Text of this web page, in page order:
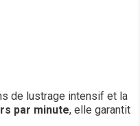
de lustrage intensif et la
par minute, elle garantit